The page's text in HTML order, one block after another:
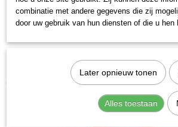
Snijcapaciteit zachte draad (diameter):
DIN: DIN ISO 5749
Datasheet specificaties
Ook interessant
combinatie met andere gegevens die zij
door uw gebruik van hun diensten of die u hen
Later opnieuw tonen
Alles toestaan